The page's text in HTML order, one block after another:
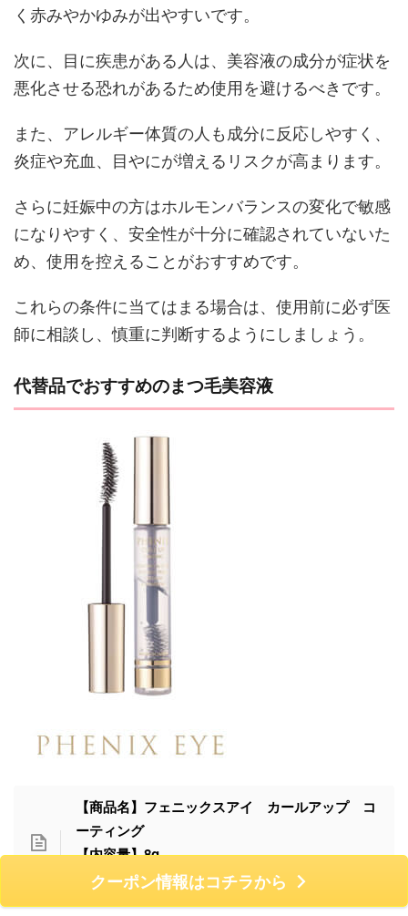
く赤みやかゆみが出やすいです。
次に、目に疾患がある人は、美容液の成分が症状を
悪化させる恐れがあるため使用を避けるべきです。
また、アレルギー体質の人も成分に反応しやすく、
炎症や充血、目やにが増えるリスクが高まります。
さらに妊娠中の方はホルモンバランスの変化で敏感
になりやすく、安全性が十分に確認されていないた
め、使用を控えることがおすすめです。
これらの条件に当てはまる場合は、使用前に必ず医
師に相談し、慎重に判断するようにしましょう。
代替品でおすすめのまつ毛美容液
【商品名】フェニックスアイ カールアップ コ
ーティング
【内容量】8g
【価格】3,850円(税込)
クーポン情報はコチラから